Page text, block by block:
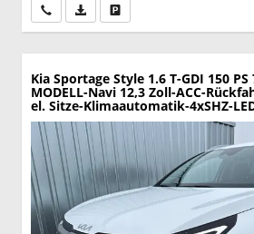
Wir rufen Sie anPDF-Datei, Fahrzeugexposé
Kia Sportage Style 1.6 T-GDI 150 PS
MODELL-Navi 12,3 Zoll-ACC-
el. Sitze-Klimaautomatik-4xSHZ-